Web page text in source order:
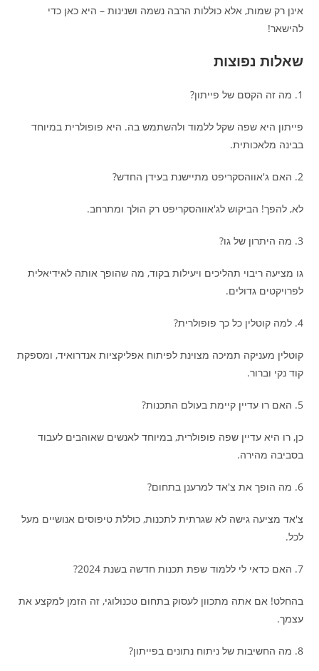
אינן רק שמות, אלא כוללות הרבה נשמה ושנינות – היא כאן כדי
להישאר!
שאלות נפוצות
1. מה זה הקסם של פייתון?
פייתון היא שפה שקל ללמוד ולהשתמש בה. היא פופולרית במיוחד
בבינה מלאכותית.
2. האם ג'אווהסקריפט מתיישנת בעידן החדש?
לא, להפך! הביקוש לג'אווהסקריפט רק הולך ומתרחב.
3. מה היתרון של גו?
גו מציעה ריבוי תהליכים ויעילות בקוד, מה שהופך אותה לאידיאלית
לפרויקטים גדולים.
4. למה קוטלין כל כך פופולרית?
קוטלין מעניקה תמיכה מצוינת לפיתוח אפליקציות אנדרואיד, ומספקת
קוד נקי וברור.
5. האם רו עדיין קיימת בעולם התכנות?
כן, רו היא עדיין שפה פופולרית, במיוחד לאנשים שאוהבים לעבוד
בסביבה מהירה.
6. מה הופך את צ'אד למרענן בתחום?
צ'אד מציעה גישה לא שגרתית לתכנות, כוללת טיפוסים אנושיים מעל
לכל.
7. האם כדאי לי ללמוד שפת תכנות חדשה בשנת 2024?
בהחלט! אם אתה מתכוון לעסוק בתחום טכנולוגי, זה הזמן למקצע את
עצמך.
8. מה החשיבות של ניתוח נתונים בפייתון?